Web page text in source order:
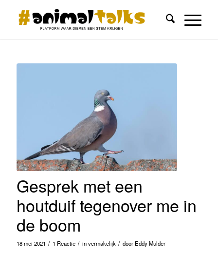
Gesprek met een
houtduif tegenover me in
de boom
18 mei 2021 / 1 Reactie / invermakelijk / door Eddy Mulder